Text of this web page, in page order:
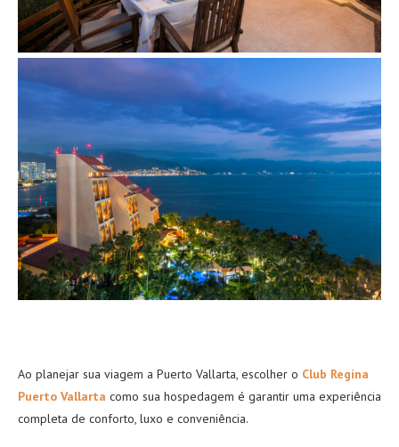
Ao planejar sua viagem a Puerto Vallarta, escolher o Club Regina
Puerto Vallarta como sua hospedagem é garantir uma experiência
completa de conforto, luxo e conveniência.